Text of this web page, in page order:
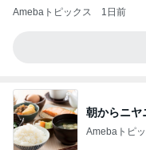
Amebaトピックス 1日前
朝からニヤ
Amebaトピ